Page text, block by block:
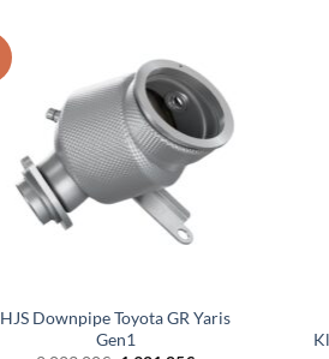
HJS Downpipe Toyota GR Yaris
Gen1